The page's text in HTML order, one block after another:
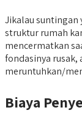
Jikalau suntingan
struktur rumah
mencermatkan
fondasinya rusak,
meruntuhkan/
Biaya